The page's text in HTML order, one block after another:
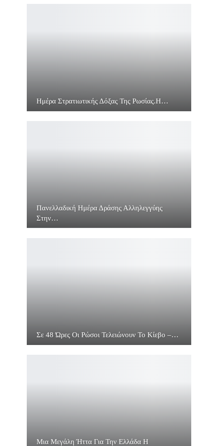
Ημέρα Στρατιωτικής Δόξας Της Ρωσίας.Η…
Πανελλαδική Ημέρα Δράσης Αλληλεγγύης
Στην…
Σε 48 Ώρες Οι Ρώσοι Τελειώνουν Το Κίεβο –…
Μια Μεγάλη Ήττα Για Την Ελλάδα Η